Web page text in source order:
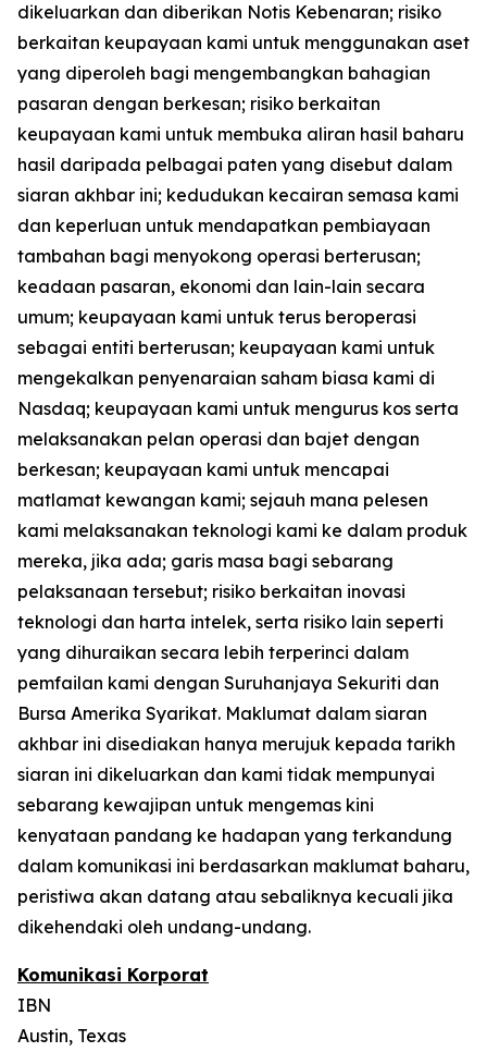
dikeluarkan dan diberikan Notis Kebenaran; risiko
berkaitan keupayaan kami untuk menggunakan aset
yang diperoleh bagi mengembangkan bahagian
pasaran dengan berkesan; risiko berkaitan
keupayaan kami untuk membuka aliran hasil baharu
hasil daripada pelbagai paten yang disebut dalam
siaran akhbar ini; kedudukan kecairan semasa kami
dan keperluan untuk mendapatkan pembiayaan
tambahan bagi menyokong operasi berterusan;
keadaan pasaran, ekonomi dan lain-lain secara
umum; keupayaan kami untuk terus beroperasi
sebagai entiti berterusan; keupayaan kami untuk
mengekalkan penyenaraian saham biasa kami di
Nasdaq; keupayaan kami untuk mengurus kos serta
melaksanakan pelan operasi dan bajet dengan
berkesan; keupayaan kami untuk mencapai
matlamat kewangan kami; sejauh mana pelesen
kami melaksanakan teknologi kami ke dalam produk
mereka, jika ada; garis masa bagi sebarang
pelaksanaan tersebut; risiko berkaitan inovasi
teknologi dan harta intelek, serta risiko lain seperti
yang dihuraikan secara lebih terperinci dalam
pemfailan kami dengan Suruhanjaya Sekuriti dan
Bursa Amerika Syarikat. Maklumat dalam siaran
akhbar ini disediakan hanya merujuk kepada tarikh
siaran ini dikeluarkan dan kami tidak mempunyai
sebarang kewajipan untuk mengemas kini
kenyataan pandang ke hadapan yang terkandung
dalam komunikasi ini berdasarkan maklumat baharu,
peristiwa akan datang atau sebaliknya kecuali jika
dikehendaki oleh undang-undang.
Komunikasi Korporat
IBN
Austin, Texas